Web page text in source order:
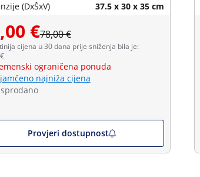
(DxŠxV) 37.5 x 30 x 35 cm
€78,00 €
cijena u 30 dana prije sniženja bila je:
ograničena ponuda
najniža cijena
Provjeri dostupnost